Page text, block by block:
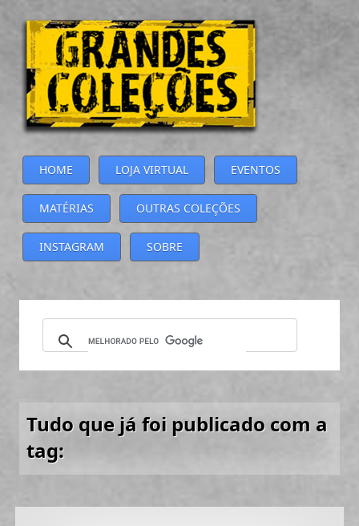
HOME LOJA VIRTUAL EVENTOS
MATÉRIAS OUTRAS COLEÇÕES
INSTAGRAM SOBRE
Tudo que já foi publicado com a
tag: